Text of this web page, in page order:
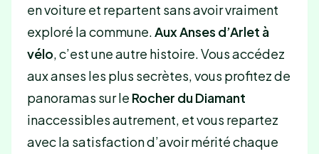
en voiture et repartent sans avoir vraiment
exploré la commune. Aux Anses d’Arlet à
vélo , c’est une autre histoire. Vous accédez
aux anses les plus secrètes, vous profitez de
panoramas sur le Rocher du Diamant
inaccessibles autrement, et vous repartez
avec la satisfaction d’avoir mérité chaque